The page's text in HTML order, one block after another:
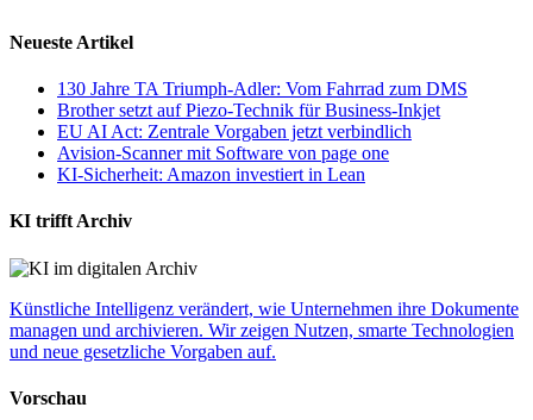
Neueste Artikel
130 Jahre TA Triumph-Adler: Vom Fahrrad zum DMS
Brother setzt auf Piezo-Technik für Business-Inkjet
EU AI Act: Zentrale Vorgaben jetzt verbindlich
Avision-Scanner mit Software von page one
KI-Sicherheit: Amazon investiert in Lean
KI trifft Archiv
Künstliche Intelligenz verändert, wie Unternehmen ihre Dokumente
managen und archivieren. Wir zeigen Nutzen, smarte Technologien
und neue gesetzliche Vorgaben auf.
Vorschau